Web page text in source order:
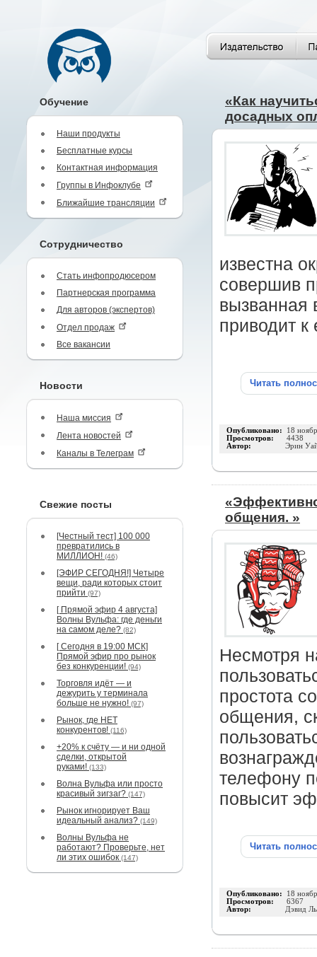
Обучение
Наши продукты
Бесплатные курсы
Контактная информация
Группы в Инфоклубе
Ближайшие трансляции
Сотрудничество
Стать инфопродюсером
Партнерская программа
Для авторов (экспертов)
Отдел продаж
Все вакансии
Новости
Наша миссия
Лента новостей
Каналы в Телеграм
Свежие посты
[Честный тест] 100 000
превратились в
МИЛЛИОН! (46)
[ЭФИР СЕГОДНЯ!] Четыре
вещи, ради которых стоит
прийти (97)
[ Прямой эфир 4 августа]
Волны Вульфа: где деньги
на самом деле? (82)
[ Сегодня в 19:00 МСК]
Прямой эфир про рынок
без конкуренции! (94)
Торговля идёт — и
дежурить у терминала
больше не нужно! (97)
Рынок, где НЕТ
конкурентов! (116)
+20% к счёту — и ни одной
сделки, открытой
руками! (133)
Волна Вульфа или просто
красивый зигзаг? (147)
Рынок игнорирует Ваш
идеальный анализ? (149)
Волны Вульфа не
работают? Проверьте, нет
ли этих ошибок (147)
«Как
досадных
известна
совершив
вызванная
приводит
Читать
Опубликовано: 18
Просмотров: 4438
Автор: Эрин
общения. »
Несмотря
простота
общения,
телефону
повысит
Читать
Опубликовано: 18
Просмотров: 6367
Автор: Дэвид